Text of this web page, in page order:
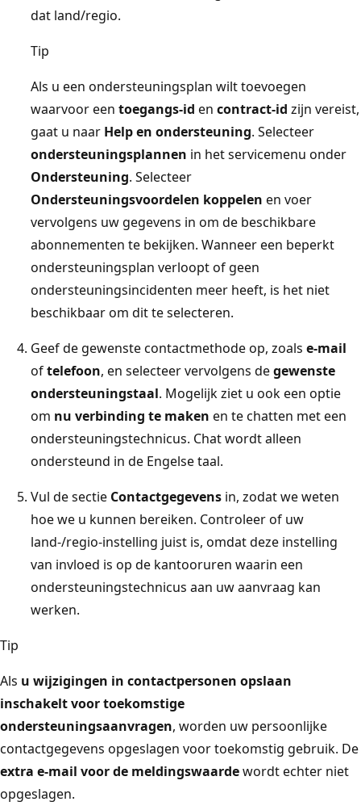
dat land/regio.
Tip
Als u een ondersteuningsplan wilt toevoegen
waarvoor een toegangs-id en contract-id zijn vereist,
gaat u naar Help en ondersteuning. Selecteer
ondersteuningsplannen in het servicemenu onder
Ondersteuning. Selecteer
Ondersteuningsvoordelen koppelen en voer
vervolgens uw gegevens in om de beschikbare
abonnementen te bekijken. Wanneer een beperkt
ondersteuningsplan verloopt of geen
ondersteuningsincidenten meer heeft, is het niet
beschikbaar om dit te selecteren.
Geef de gewenste contactmethode op, zoals e-mail
oftelefoon, en selecteer vervolgens degewenste
ondersteuningstaal. Mogelijk ziet u ook een optie
om nu verbinding te maken en te chatten met een
ondersteuningstechnicus. Chat wordt alleen
ondersteund in de Engelse taal.
Vul de sectie Contactgegevens in, zodat we weten
hoe we u kunnen bereiken. Controleer of uw
land-/regio-instelling juist is, omdat deze instelling
van invloed is op de kantooruren waarin een
ondersteuningstechnicus aan uw aanvraag kan
werken.
Tip
Als u wijzigingen in contactpersonen opslaan
inschakelt voor toekomstige
ondersteuningsaanvragen, worden uw persoonlijke
contactgegevens opgeslagen voor toekomstig gebruik. De
extra e-mail voor de meldingswaardewordt echter niet
opgeslagen.